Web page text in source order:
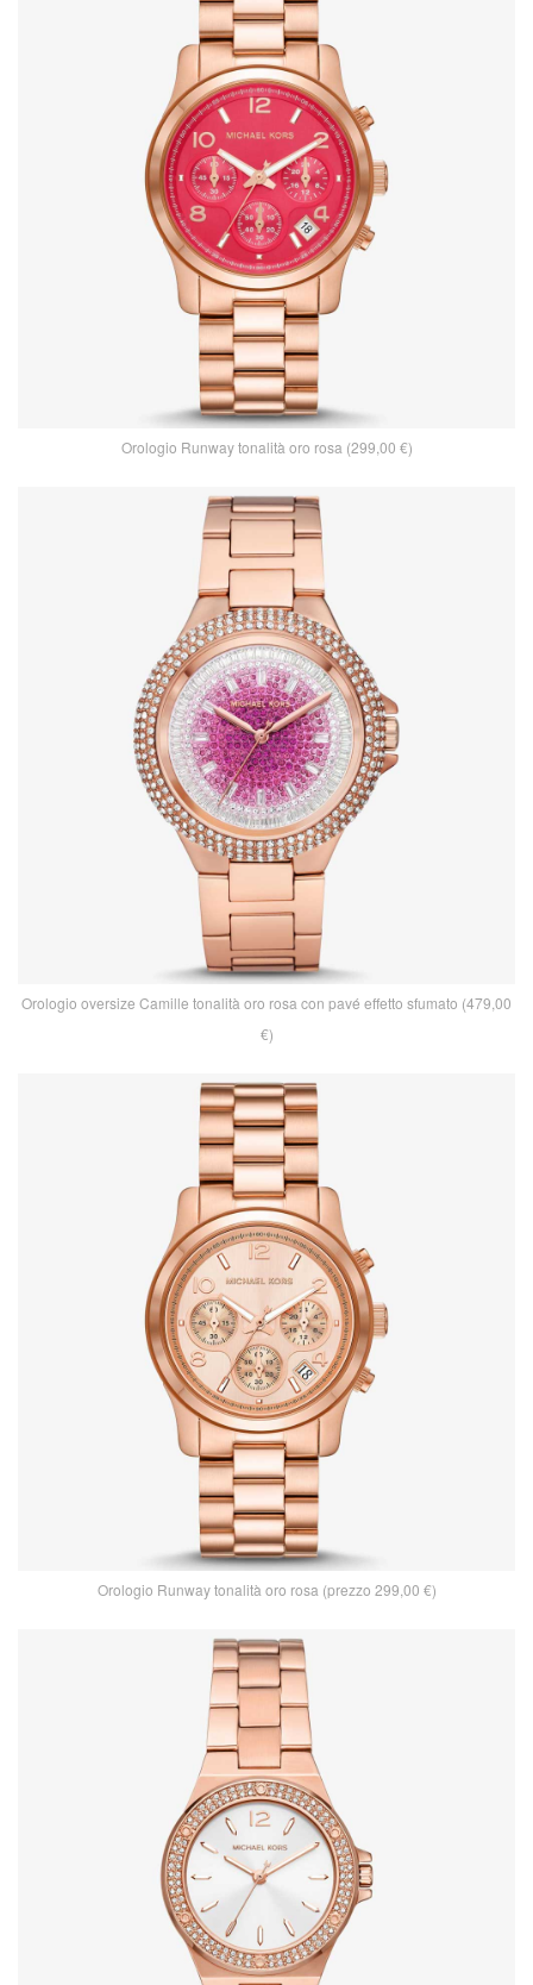
Orologio Runway tonalità oro rosa (299,00 €)
Orologio oversize Camille tonalità oro rosa con pavé effetto sfumato (479,00
€)
Orologio Runway tonalità oro rosa (prezzo 299,00 €)